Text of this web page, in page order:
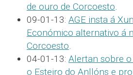
de ouro de Corcoesto.
09-01-13: AGE insta á
Económico alternativo á
Corcoesto.
04-01-13: Alertan sobre
o Esteiro do Anllóns e